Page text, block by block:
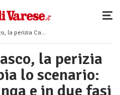
scenario: aggressione lunga e in due fasi
la perizia
lo scenario:
e in due fasi